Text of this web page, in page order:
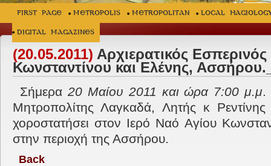
FIRST PAGE METROPOLIS METROPOLITAN LOCAL
Digital Magazines
(20.05.2011) Αρχιερατικός
Κωνσταντίνου και Ελένης,
Σήμερα 20 Μαίου 2011 και ώρα 7:00 μ.μ.
Μητροπολίτης Λαγκαδά, Λητής κ
χοροστατήσει στον Ιερό Ναό Αγίου
στην περιοχή της Ασσήρου.
Back